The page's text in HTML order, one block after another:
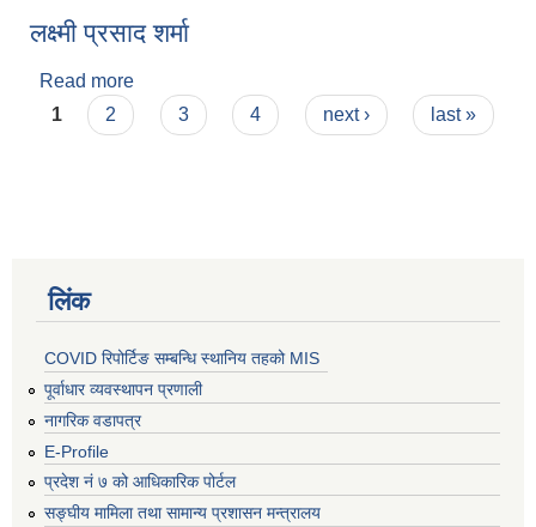
लक्ष्मी प्रसाद शर्मा
Read more
Pages
1 2 3 4 next › last »
लिंक
COVID रिपोर्टिङ सम्बन्धि स्थानिय तहको MIS
पूर्वाधार व्यवस्थापन प्रणाली
नागरिक वडापत्र
E-Profile
प्रदेश नं ७ को आधिकारिक पोर्टल
सङ्घीय मामिला तथा सामान्य प्रशासन मन्त्रालय